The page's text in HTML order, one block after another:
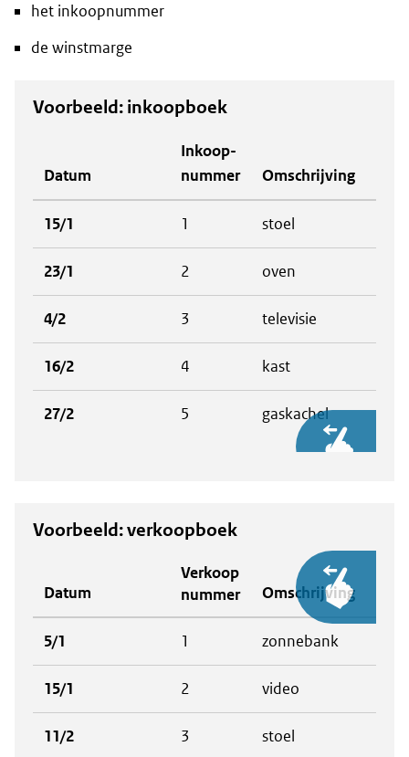
het inkoopnummer
de winstmarge
Voorbeeld: inkoopboek
Datum
Inkoop-
nummer
Omschrijving
15/1 1 stoel
23/1 2 oven
4/2 3 televisie
16/2 4 kast
27/2 5 gaskachel
Voorbeeld: verkoopboek
Datum
Verkoop
nummer
Omschrijving
5/1 1 zonnebank
15/1 2 video
11/2 3 stoel